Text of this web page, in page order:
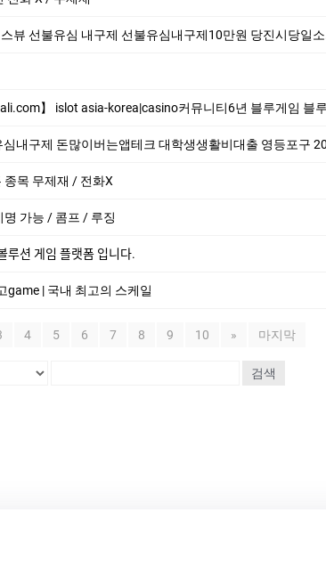
선불유심내구제10만원 당진시당일소액생계자금지원 대학생용돈추가대출 BTE
커뮤니티6년 블루게­임 블루바­둑이 바로가기❤️바­둑이게­임 레이스 하는 곳!
버는앱테크 대학생생활비대출 영등포구 20만원30만원 급한돈드려요 RQO
종목 무제재 / 전화X
가능 / 콤프 / 루징
게임 플랫폼 입니다.
game | 국내 최고의 스케일
4 5 6 7 8 9 10 » 마지막
검색